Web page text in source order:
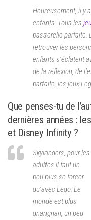
Heureusement, il y
enfants. Tous les
passerelle parfaite.
retrouver les
enfants s’éclatent
de la réflexion, de
parfaite, les jeux
Que penses-tu de
dernières années :
et Disney Infinity ?
Skylanders, pour les
adultes il faut un
peu plus se forcer
qu’avec Lego. Le
monde est plus
gnangnan, un peu